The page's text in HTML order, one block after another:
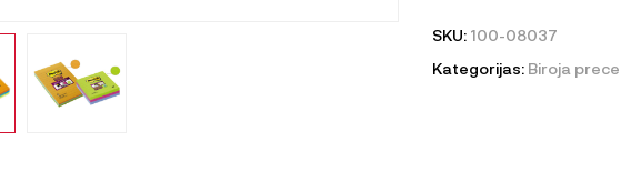
SKU: 100-08037
Kategorijas: Biroja